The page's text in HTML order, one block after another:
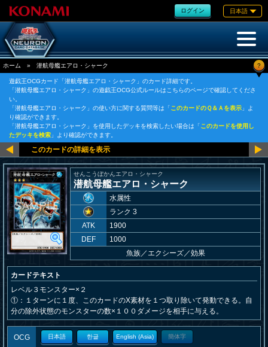
ログイン 日本語
ホーム » 潜航母艦エアロ・シャーク ?
遊戯王OCGカード「潜航母艦エアロ・シャーク」のカード詳細です。
「潜航母艦エアロ・シャーク」の遊戯王OCG公式ルールはこちらのページで確認してくださ
い。
「潜航母艦エアロ・シャーク」の使い方に関する質問等は「このカードのＱ＆Ａを表示 」よ
り確認ができます。
「潜航母艦エアロ・シャーク」を使用したデッキを検索したい場合は「このカードを使用し
たデッキを検索 」より確認ができます。
せんこうぼかんエアロ・シャーク
潜航母艦エアロ・シャーク
水属性
ランク 3
ATK
1900
DEF
1000
魚族／エクシーズ／効果
カードテキスト
レベル３モンスター×２
①：１ターンに１度、このカードのX素材を１つ取り除いて発動できる。自
分の除外状態のモンスターの数×１００ダメージを相手に与える。
OCG 日本語 한글 English (Asia) 簡体字